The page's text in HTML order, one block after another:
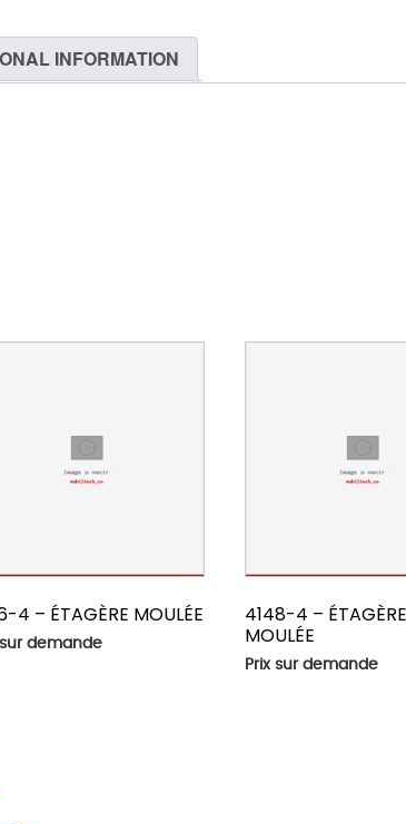
INFORMATION
4 – ÉTAGÈRE MOULÉE
sur demande
4148-4 – ÉTAGÈRE
MOULÉE
Prix sur demande